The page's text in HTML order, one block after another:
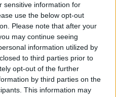
sensitive information for
use the below opt-out
Please note that after your
may continue seeing
information utilized by
to third parties prior to
opt-out of the further
by third parties on the
This information may